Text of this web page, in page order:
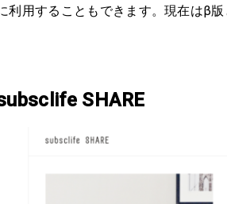
利用することもできます。現在はβ版
SHARE